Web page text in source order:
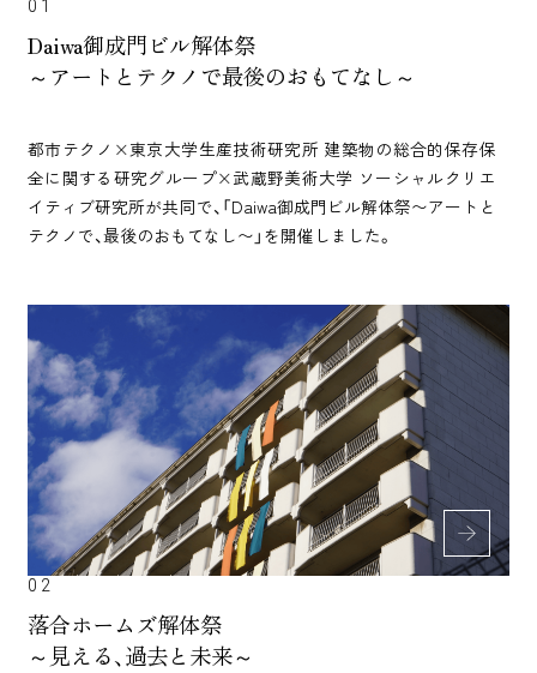
01
Daiwa御成門ビル解体祭
～アートとテクノで最後のおもてなし～
都市テクノ×東京大学生産技術研究所 建築物の総合的保存保
全に関する研究グループ×武蔵野美術大学 ソーシャルクリエ
イティブ研究所が共同で、「Daiwa御成門ビル解体祭〜アートと
テクノで、最後のおもてなし〜」を開催しました。
02
落合ホームズ解体祭
～見える、過去と未来～